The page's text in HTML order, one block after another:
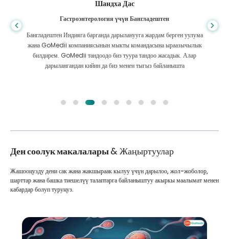
Шандха Дас
Гастроэнтерология үчүн Бангладештен
Бангладештен Индияга барганда дарыланууга жардам берген уулума
жана GoMedii компаниясынын мыкты командасына ыраазычылык
билдирем. GoMedii тандоодо биз туура тандоо жасадык. Алар
дарылангандан кийин да биз менен тыгыз байланышта
Ден соолук макалалары& Жаңыртуулар
Жашооңузду дени сак жана жакшыраак кылуу үчүн дарылоо, жол-жоболор,
шарттар жана башка тиешелүү талаптарга байланыштуу акыркы маалымат менен
кабардар болуп туруңуз.